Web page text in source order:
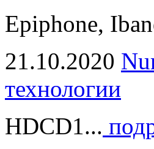
Epiphone,
21.10.2020
технологии
HDCD1...